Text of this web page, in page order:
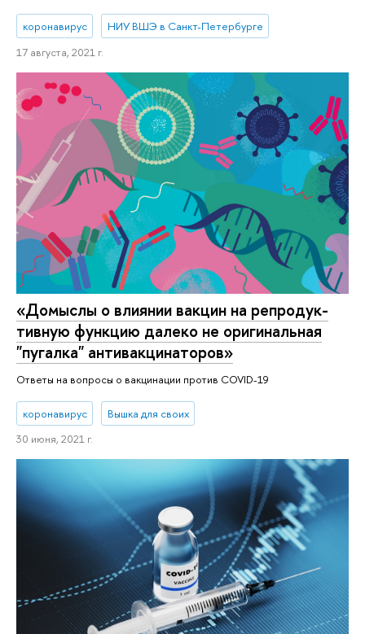
коронавирус
НИУ ВШЭ в Санкт-Петербурге
17 августа, 2021 г.
«Домыслы о влиянии вакцин на ре­про­дук­
тив­ную функцию далеко не ори­ги­наль­ная
"пугалка" ан­ти­вак­ци­на­то­ров»‎
Ответы на вопросы о вакцинации против COVID-19
коронавирус
Вышка для своих
30 июня, 2021 г.